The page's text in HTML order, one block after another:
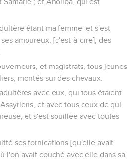
; et Aholiba, qui est
étant ma femme, et s'est
amoureux, [c'est-à-dire], des
et magistrats, tous jeunes
montés sur des chevaux.
avec eux, qui tous étaient
et avec tous ceux de qui
et s'est souillée avec toutes
ses fornications [qu'elle avait
l'on avait couché avec elle dans sa